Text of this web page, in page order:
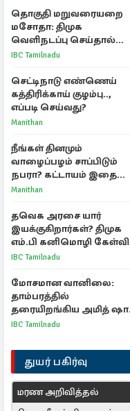
தொகுதி மறுவரையறை
மசோதா: திமுக
வெளிநடப்பு செய்தால்
ஆதரவாகவே கருதப்படும்
IBC Tamilnadu
செட்டிநாடு எண்ணெய்
கத்திரிக்காய் குழம்பு..,
எப்படி செய்வது?
Manithan
நீங்கள் தினமும்
வாழைப்பழம் சாப்பிடும்
நபரா? கட்டாயம் இதை
தெரிந்து கொள்ளுங்கள்
Manithan
தவெக அரசை யார்
இயக்குகிறார்கள்? திமுக
எம்.பி கனிமொழி கேள்வி
IBC Tamilnadu
மோசமான வானிலை:
தாம்பரத்தில்
தரையிறங்கிய அமித் ஷா
ஹெலிகாப்டர்
IBC Tamilnadu
துயர் பகிர்வு
மரண அறிவித்தல்